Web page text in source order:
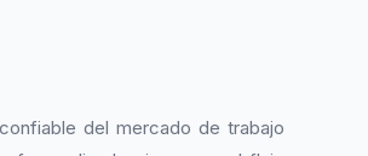
del mercado de trabajo